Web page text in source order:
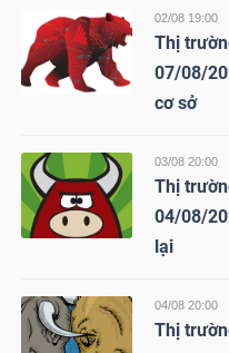
02/08 19:00
Thị
07/08/
cơ sở
03/08 20:00
Thị
04/08/
lại
04/08 20:00
Thị